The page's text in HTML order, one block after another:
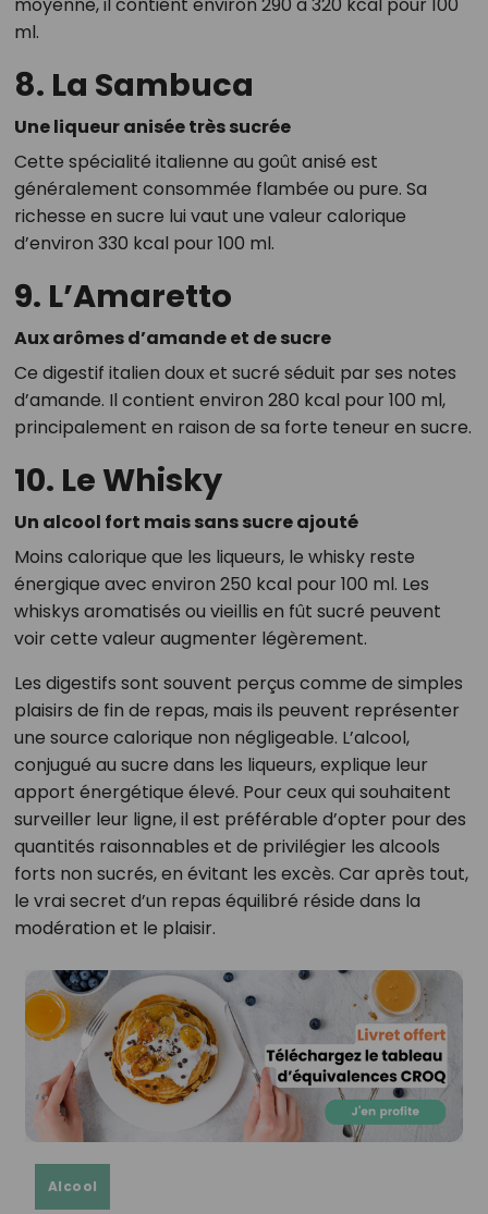
moyenne, il contient environ 290 à 320 kcal pour 100
ml.
8. La Sambuca
Une liqueur anisée très sucrée
Cette spécialité italienne au goût anisé est
généralement consommée flambée ou pure. Sa
richesse en sucre lui vaut une valeur calorique
d’environ 330 kcal pour 100 ml.
9. L’Amaretto
Aux arômes d’amande et de sucre
Ce digestif italien doux et sucré séduit par ses notes
d’amande. Il contient environ 280 kcal pour 100 ml,
principalement en raison de sa forte teneur en sucre.
10. Le Whisky
Un alcool fort mais sans sucre ajouté
Moins calorique que les liqueurs, le whisky reste
énergique avec environ 250 kcal pour 100 ml. Les
whiskys aromatisés ou vieillis en fût sucré peuvent
voir cette valeur augmenter légèrement.
Les digestifs sont souvent perçus comme de simples
plaisirs de fin de repas, mais ils peuvent représenter
une source calorique non négligeable. L’alcool,
conjugué au sucre dans les liqueurs, explique leur
apport énergétique élevé. Pour ceux qui souhaitent
surveiller leur ligne, il est préférable d’opter pour des
quantités raisonnables et de privilégier les alcools
forts non sucrés, en évitant les excès. Car après tout,
le vrai secret d’un repas équilibré réside dans la
modération et le plaisir.
Alcool